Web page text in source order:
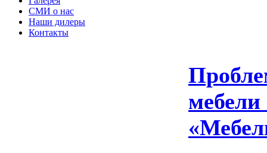
СМИ о нас
Наши дилеры
Контакты
мебели